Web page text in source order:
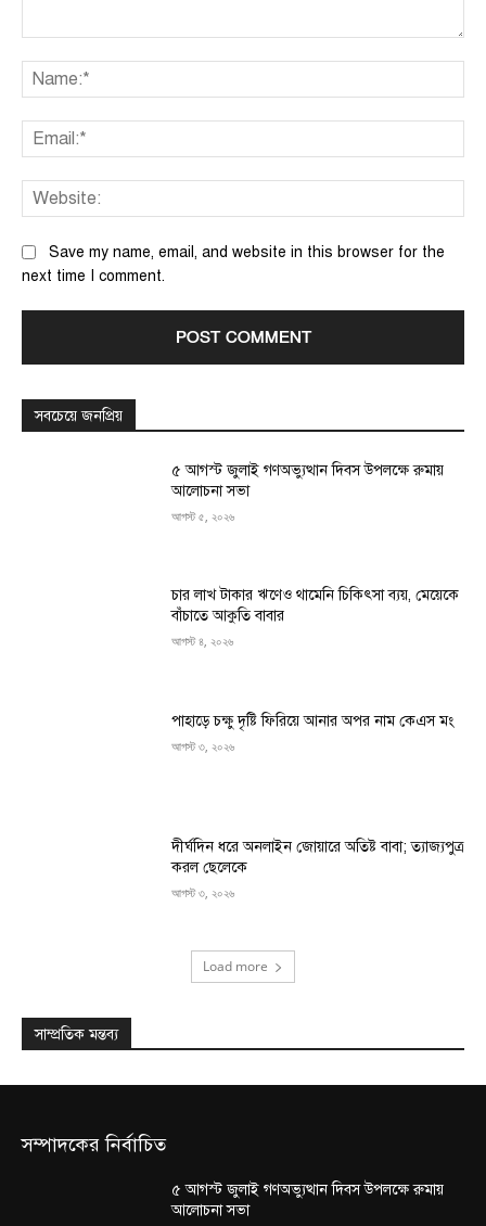
Save my name, email, and website in this browser for the
next time I comment.
সবচেয়ে জনপ্রিয়
৫ আগস্ট জুলাই গণঅভ্যুত্থান দিবস উপলক্ষে রুমায়
আলোচনা সভা
আগস্ট ৫, ২০২৬
চার লাখ টাকার ঋণেও থামেনি চিকিৎসা ব্যয়, মেয়েকে
বাঁচাতে আকুতি বাবার
আগস্ট ৪, ২০২৬
পাহাড়ে চক্ষু দৃষ্টি ফিরিয়ে আনার অপর নাম কেএস মং
আগস্ট ৩, ২০২৬
দীর্ঘদিন ধরে অনলাইন জোয়ারে অতিষ্ট বাবা; ত্যাজ্যপুত্র
করল ছেলেকে
আগস্ট ৩, ২০২৬
Load more
সাম্প্রতিক মন্তব্য
সম্পাদকের নির্বাচিত
৫ আগস্ট জুলাই গণঅভ্যুত্থান দিবস উপলক্ষে রুমায়
আলোচনা সভা